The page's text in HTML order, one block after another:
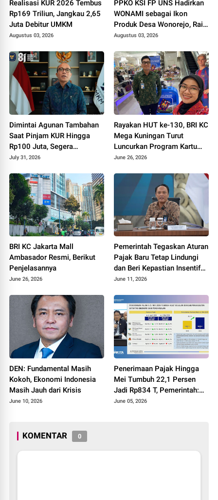
Realisasi KUR 2026 Tembus
Rp169 Triliun, Jangkau 2,65
Juta Debitur UMKM
Augustus 03, 2026
PPKO KSI FP UNS Hadirkan
WONAMI sebagai Ikon
Produk Desa Wonorejo, Raih
Tiga Penghargaan di
2026
Augustus 03, 2026
Dimintai Agunan Tambahan
Saat Pinjam KUR Hingga
Rp100 Juta, Segera
Laporkan!
July 31, 2026
Rayakan HUT ke-130, BRI KC
Mega Kuningan Turut
Luncurkan Program Kartu
Debit Co-Branding FC
June 26, 2026
BRI KC Jakarta Mall
Ambasador Resmi, Berikut
Penjelasannya
June 26, 2026
Pemerintah Tegaskan Aturan
Pajak Baru Tetap Lindungi
dan Beri Kepastian Insentif
UMKM
June 11, 2026
DEN: Fundamental Masih
Kokoh, Ekonomi Indonesia
Masih Jauh dari Krisis
June 10, 2026
Penerimaan Pajak Hingga
Mei Tumbuh 22,1 Persen
Jadi Rp834 T, Pemerintah:
Bukti Perbaikan Ekonomi di
June 05, 2026
KOMENTAR 0